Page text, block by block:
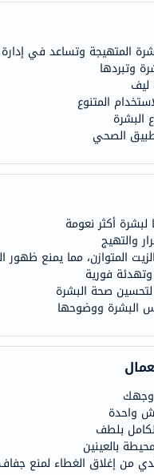
المتهيجة وتساعد في
وتبردها
ليف
المتنوع
البشرة
الصحي
لبشرة أكثر نعومة
والتهيج
المتوازن، مما يمنع ظهور
وتهدئة فورية
لتحسين صحة البشرة
البشرة ووضوحها
واحدة
بلطف
بالعينين
من إغلاق الغطاء لمنع